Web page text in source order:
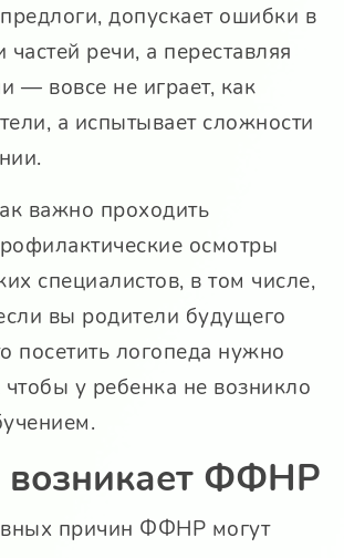
допускает ошибки в
частей речи, а переставляя
— вовсе не играет, как
а испытывает сложности
важно проходить
осмотры
специалистов, в том числе,
вы родители будущего
посетить логопеда нужно
чтобы у ребенка не возникло
возникает ФФНР
причин ФФНР могут